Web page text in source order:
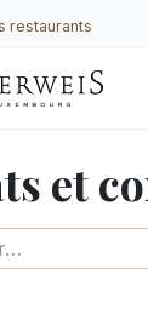
restaurants
et